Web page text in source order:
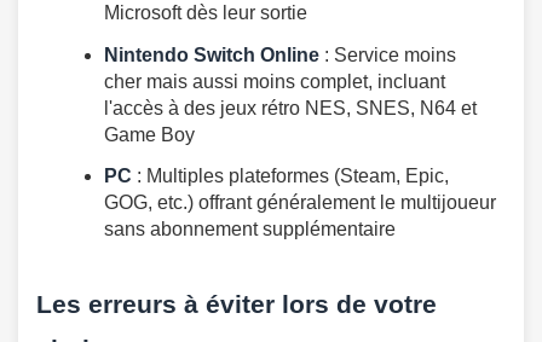
Microsoft dès leur sortie
Nintendo Switch Online : Service moins
cher mais aussi moins complet, incluant
l'accès à des jeux rétro NES, SNES, N64 et
Game Boy
PC : Multiples plateformes (Steam, Epic,
GOG, etc.) offrant généralement le multijoueur
sans abonnement supplémentaire
Les erreurs à éviter lors de votre